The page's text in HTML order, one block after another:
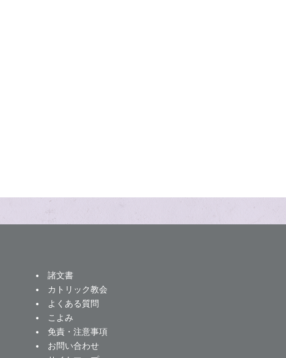
諸文書
カトリック教会
よくある質問
こよみ
免責・注意事項
お問い合わせ